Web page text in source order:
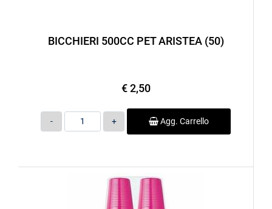
BICCHIERI 500CC PET ARISTEA (50)
€ 2,50
Quantità
Agg. Carrello